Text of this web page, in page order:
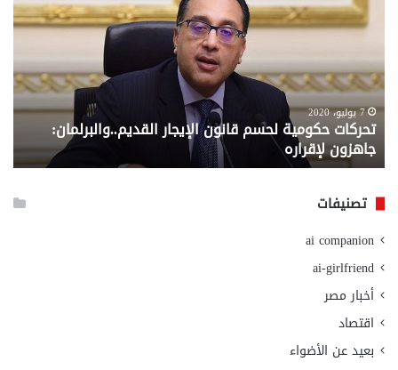
لحسم
قانون
القديم..والبرلمان:
جاهزون
لإقراره
7 يوليو، 2020
تحركات حكومية لحسم قانون الإيجار القديم..والبرلمان:
جاهزون لإقراره
..
من
تصنيفات
ai companion
ai-girlfriend
أخبار مصر
اقتصاد
بعيد عن الأضواء